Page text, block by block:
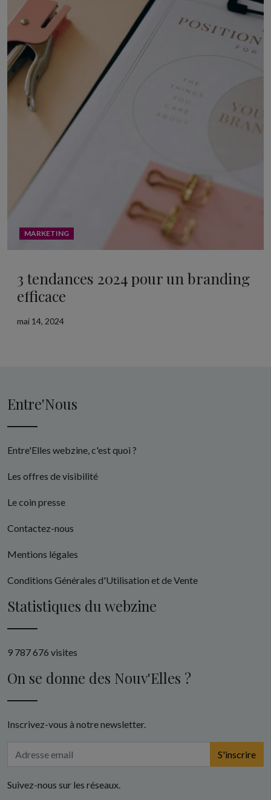
MARKETING
3 tendances 2024 pour un branding
efficace
mai 14, 2024
Entre'Nous
Entre'Elles webzine, c'est quoi ?
Les offres de visibilité
Le coin presse
Contactez-nous
Mentions légales
Conditions Générales d'Utilisation et de Vente
Statistiques du webzine
9 787 676 visites
On se donne des Nouv'Elles ?
Inscrivez-vous à notre newsletter.
S'inscrire
Suivez-nous sur les réseaux.